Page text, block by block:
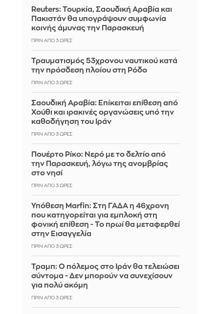
Reuters: Τουρκία, Σαουδική Αραβία και
Πακιστάν θα υπογράψουν συμφωνία
κοινής άμυνας την Παρασκευή
ΠΡΙΝ ΑΠΌ 3 ΏΡΕΣ
Τραυματισμός 53χρονου ναυτικού κατά
την πρόσδεση πλοίου στη Ρόδο
ΠΡΙΝ ΑΠΌ 3 ΏΡΕΣ
Σαουδική Αραβία: Επίκειται επίθεση από
Χούθι και ιρακινές οργανώσεις υπό την
καθοδήγηση του Ιράν
ΠΡΙΝ ΑΠΌ 3 ΏΡΕΣ
Πουέρτο Ρίκο: Νερό με το δελτίο από
την Παρασκευή, λόγω της ανομβρίας
στο νησί
ΠΡΙΝ ΑΠΌ 3 ΏΡΕΣ
Υπόθεση Marfin: Στη ΓΑΔΑ η 46χρονη
που κατηγορείται για εμπλοκή στη
φονική επίθεση - Το πρωί θα μεταφερθεί
στην Εισαγγελία
ΠΡΙΝ ΑΠΌ 3 ΏΡΕΣ
Τραμπ: Ο πόλεμος στο Ιράν θα τελειώσει
σύντομα - Δεν μπορούν να συνεχίσουν
για πολύ ακόμη
ΠΡΙΝ ΑΠΌ 3 ΏΡΕΣ